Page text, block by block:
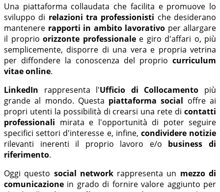
Una piattaforma collaudata che facilita e promuove lo
sviluppo di relazioni tra professionisti che desiderano
mantenere rapporti in ambito lavorativo per allargare
il proprio orizzonte professionalee giro d'affari o, più
semplicemente, disporre di una vera e propria vetrina
per diffondere la conoscenza del proprio curriculum
vitae online.
LinkedIn rappresenta l'Ufficio di Collocamento più
grande al mondo. Questa piattaforma social offre ai
propri utenti la possibilità di crearsi una rete di contatti
professionali mirata e l'opportunità di poter seguire
specifici settori d'interesse e, infine, condividere notizie
rilevanti inerenti il proprio lavoro e/o business di
riferimento.
Oggi questo social networkrappresenta un mezzo di
comunicazione in grado di fornire valore aggiunto per